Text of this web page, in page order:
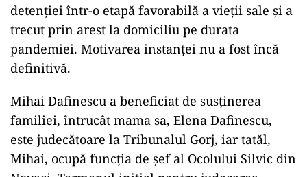
detenției într-o etapă favorabilă a vieții sale și a
trecut prin arest la domiciliu pe durata
pandemiei. Motivarea instanței nu a fost încă
definitivă.
Mihai Dafinescu a beneficiat de susținerea
familiei, întrucât mama sa, Elena Dafinescu,
este judecătoare la Tribunalul Gorj, iar tatăl,
Mihai, ocupă funcția de șef al Ocolului Silvic din